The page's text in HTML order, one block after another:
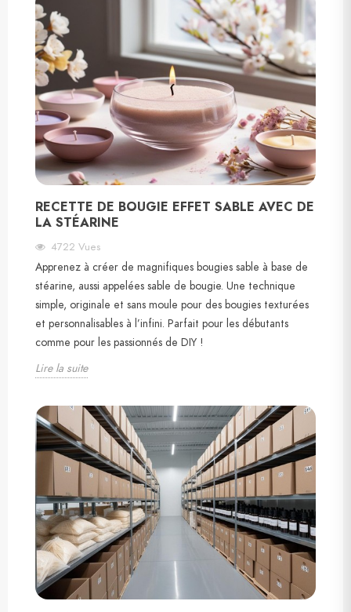
RECETTE DE BOUGIE EFFET SABLE AVEC DE
LA STÉARINE
4722 Vues
Apprenez à créer de magnifiques bougies sable à base de
stéarine, aussi appelées sable de bougie. Une technique
simple, originale et sans moule pour des bougies texturées
et personnalisables à l’infini. Parfait pour les débutants
comme pour les passionnés de DIY !
Lire la suite